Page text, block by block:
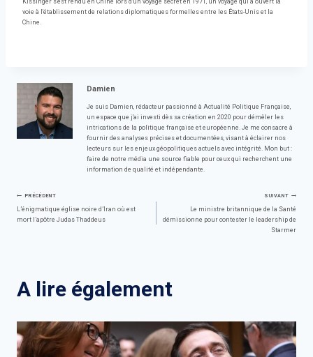
Kissinger s'est rendu en Chine lors d'un voyage secret en 1971, un voyage qui a ouvert la
voie à l'établissement de relations diplomatiques formelles entre les États-Unis et la
Chine.
Damien
Je suis Damien, rédacteur passionné à Actualité Politique Française,
un espace que j'ai investi dès sa création en 2020 pour démêler les
intrications de la politique française et européenne. Je me consacre à
fournir des analyses précises et documentées, visant à éclairer nos
lecteurs sur les enjeux géopolitiques actuels avec intégrité. Mon but :
faire de notre média une source fiable pour ceux qui recherchent une
information de qualité et indépendante.
Navigation
PRÉCÉDENT
L’énigmatique église noire d’Iran où est
mort l’apôtre Judas Thaddeus
SUIVANT
Le ministre britannique de la Santé
démissionne pour contester le leadership de
Starmer
A lire également